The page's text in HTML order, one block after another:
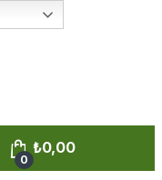
0
₺0,00